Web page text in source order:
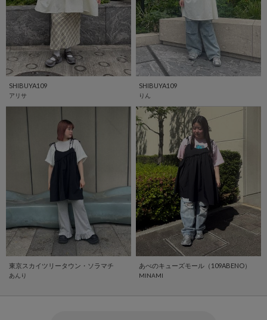
SHIBUYA109
アリサ
SHIBUYA109
りん
東京スカイツリータウン・ソラマチ
あんり
あべのキューズモール（109ABENO）
MINAMI